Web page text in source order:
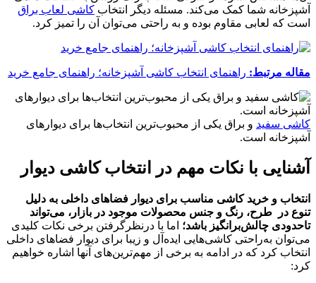
آشپزخانه شما کمک می‌کند. مسئله دیگر انتخاب کاشی لعاب براق
است که لعابی مقاوم بوده و به راحتی می‌‌توان آن را تمیز کرد.
مقاله مرتبط: راهنمای انتخاب کاشی آشپزخانه؛ راهنمای جامع خرید
کاشی سفید و براق یکی از محبوب‌ترین انتخاب‌ها برای دیوارهای
آشپزخانه است.
آشنایی با نکات مهم در انتخاب کاشی دیوار
انتخاب و خرید کاشی مناسب برای دیوار فضاهای داخلی به دلیل
تنوع در طرح، رنگ و جنس محصولات موجود در بازار، می‌تواند
تاحدودی چالش‌برانگیز باشد؛ اما با درنظرگرفتن برخی نکات کلیدی
می‌توان به‌راحتی کاشی‌هایی ایده‌آل و زیبا برای دیوار فضاهای داخلی
انتخاب کرد که در ادامه به برخی از مهم‌ترین‌های آنها اشاره خواهیم
کرد: